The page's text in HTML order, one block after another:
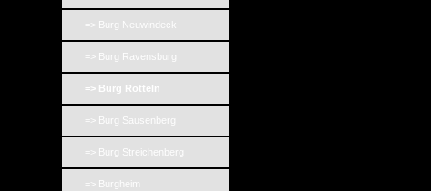
=> Burg Neuwindeck
=> Burg Ravensburg
=> Burg Rötteln
=> Burg Sausenberg
=> Burg Streichenberg
=> Burgheim